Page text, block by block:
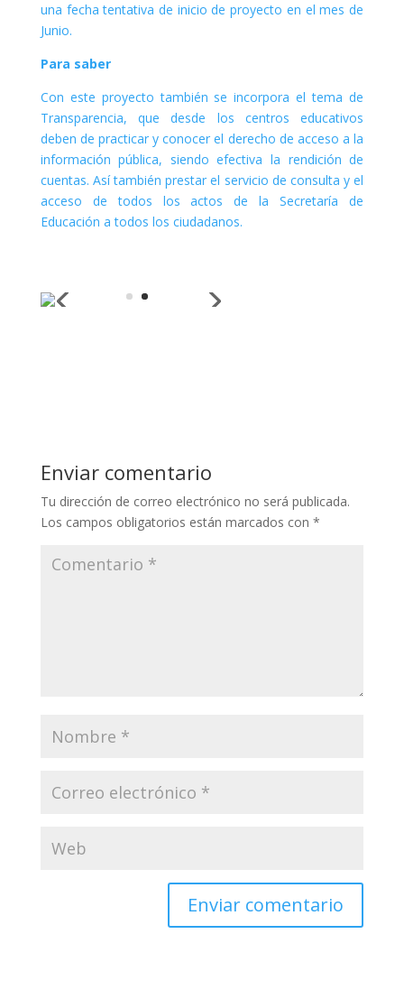
una fecha tentativa de inicio de proyecto en el mes de
Junio.
Para saber
Con este proyecto también se incorpora el tema de
Transparencia, que desde los centros educativos
deben de practicar y conocer el derecho de acceso a la
información pública, siendo efectiva la rendición de
cuentas. Así también prestar el servicio de consulta y el
acceso de todos los actos de la Secretaría de
Educación a todos los ciudadanos.
Enviar comentario
Tu dirección de correo electrónico no será publicada.
Los campos obligatorios están marcados con *